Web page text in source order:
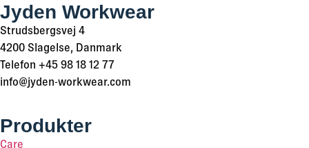
Jyden Workwear
Strudsbergsvej 4
4200 Slagelse, Danmark
Telefon +45 98 18 12 77
info@jyden-workwear.com
Produkter
Care